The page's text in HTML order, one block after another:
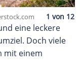
eine leckere
Doch viele
mit einem